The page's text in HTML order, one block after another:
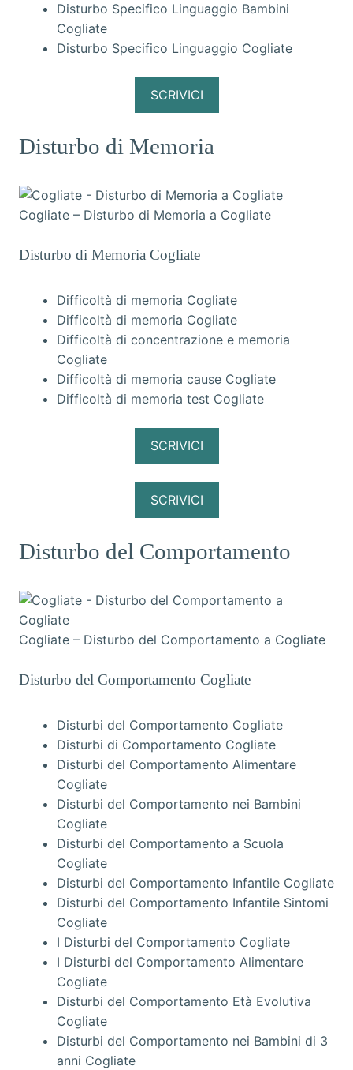
Disturbo Specifico Linguaggio Bambini
Cogliate
Disturbo Specifico Linguaggio Cogliate
SCRIVICI
Disturbo di Memoria
Cogliate – Disturbo di Memoria a Cogliate
Disturbo di Memoria Cogliate
Difficoltà di memoria Cogliate
Difficoltà di memoria Cogliate
Difficoltà di concentrazione e memoria
Cogliate
Difficoltà di memoria cause Cogliate
Difficoltà di memoria test Cogliate
SCRIVICI
SCRIVICI
Disturbo del Comportamento
Cogliate – Disturbo del Comportamento a Cogliate
Disturbo del Comportamento Cogliate
Disturbi del Comportamento Cogliate
Disturbi di Comportamento Cogliate
Disturbi del Comportamento Alimentare
Cogliate
Disturbi del Comportamento nei Bambini
Cogliate
Disturbi del Comportamento a Scuola
Cogliate
Disturbi del Comportamento Infantile Cogliate
Disturbi del Comportamento Infantile Sintomi
Cogliate
I Disturbi del Comportamento Cogliate
I Disturbi del Comportamento Alimentare
Cogliate
Disturbi del Comportamento Età Evolutiva
Cogliate
Disturbi del Comportamento nei Bambini di 3
anni Cogliate